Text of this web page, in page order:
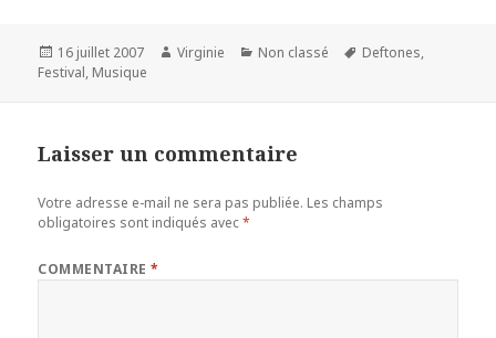
Publié
le
16 juillet 2007 Auteur
Virginie Catégories
Non classé
Mots-
Deftones,
Festival, Musique
Laisser un commentaire
Votre adresse e-mail ne sera pas publiée. Les champs
obligatoires sont indiqués avec*
COMMENTAIRE*